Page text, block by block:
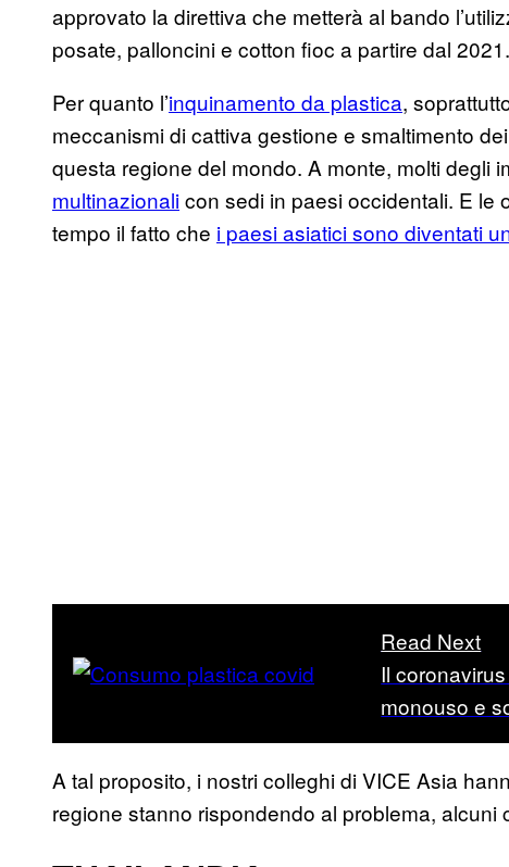
approvato la direttiva che metterà al bando
posate, palloncini e cotton fioc a partire dal 2021.
Per quanto l’inquinamento da plastica,
meccanismi di cattiva gestione e smaltimento
questa regione del mondo. A monte, molti degli
multinazionalicon sedi in paesi occidentali. E le
tempo il fatto che i paesi asiatici sono diventati
Read Next
Il
monouso e
A tal proposito, i nostri colleghi di VICE Asia
regione stanno rispondendo al problema, alcuni